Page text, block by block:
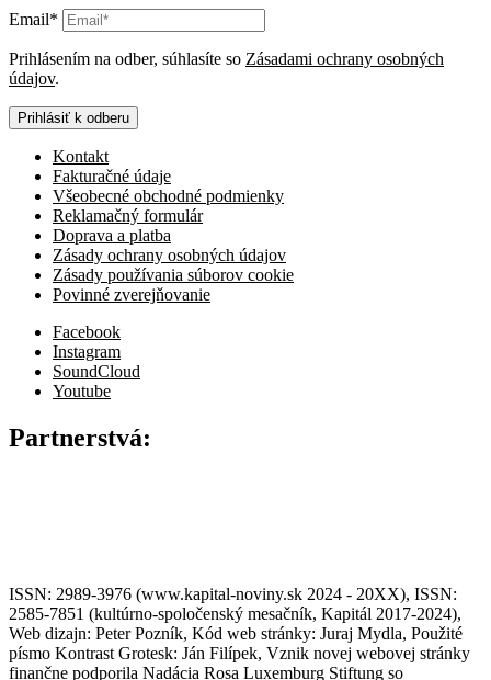
Email*
Prihlásením na odber, súhlasíte so Zásadami ochrany osobných
údajov.
Prihlásiť k odberu
Kontakt
Fakturačné údaje
Všeobecné obchodné podmienky
Reklamačný formulár
Doprava a platba
Zásady ochrany osobných údajov
Zásady používania súborov cookie
Povinné zverejňovanie
Facebook
Instagram
SoundCloud
Youtube
Partnerstvá:
ISSN: 2989-3976 (www.kapital-noviny.sk 2024 - 20XX), ISSN:
2585-7851 (kultúrno-spoločenský mesačník, Kapitál 2017-2024),
Web dizajn: Peter Pozník, Kód web stránky: Juraj Mydla, Použité
písmo Kontrast Grotesk: Ján Filípek, Vznik novej webovej stránky
finančne podporila Nadácia Rosa Luxemburg Stiftung so